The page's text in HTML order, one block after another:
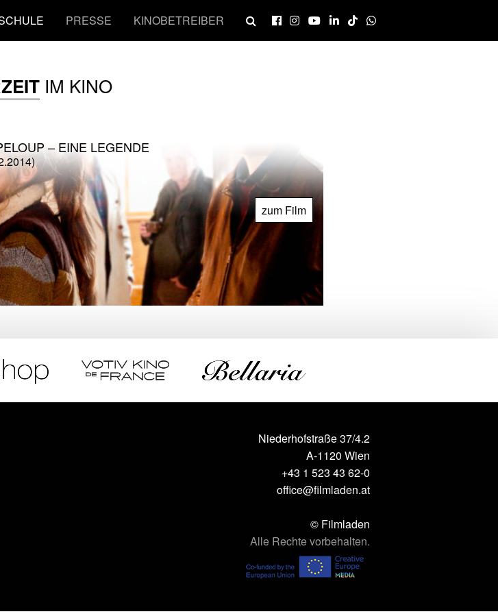
PRESSE KINOBETREIBER
IM KINO
– EINE LEGENDE
zum Film
Niederhofstraße 37/4.2
A-1120 Wien
+43 1 523 43 62-0
office@filmladen.at
© Filmladen
Alle Rechte vorbehalten.